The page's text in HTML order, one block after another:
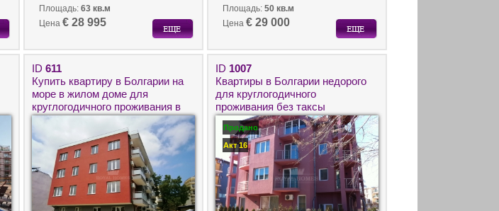
Площадь: 63 кв.м
Цена € 28 995
Площадь: 50 кв.м
Цена € 29 000
ID 611
Купить квартиру в Болгарии на
море в жилом доме для
круглогодичного проживания в
Приморско.
ID 1007
Квартиры в Болгарии недорого
для круглогодичного
проживания без таксы
обслуживания в Равда.
Продано
Акт 16